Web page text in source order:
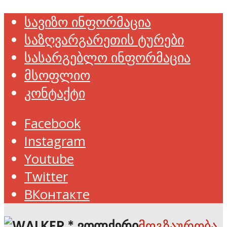
სავიზო ინფორმაცია
საზღვარგარეთის ტურები
სასარგებლო ინფორმაცია
მსოფლიო
კონტაქტი
Facebook
Instagram
Youtube
Twitter
ВКонтакте